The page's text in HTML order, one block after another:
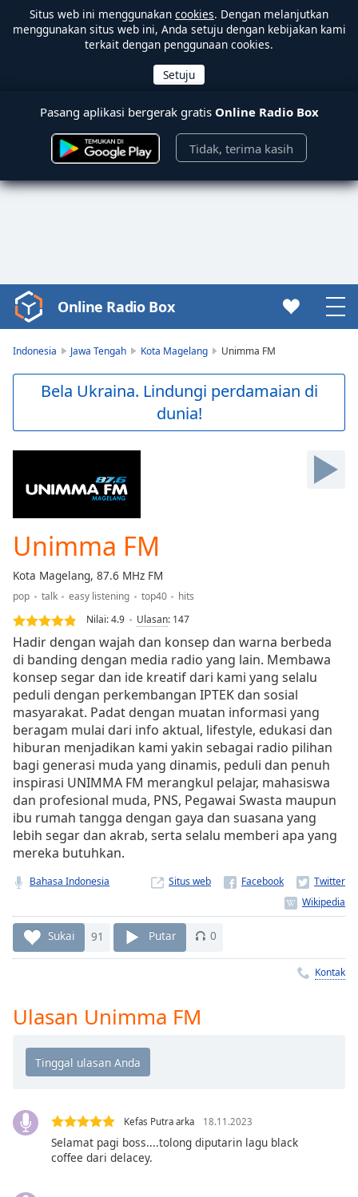
Situs web ini menggunakan cookies. Dengan melanjutkan
menggunakan situs web ini, Anda setuju dengan kebijakan kami
terkait dengan penggunaan cookies.
Pasang aplikasi bergerak gratis Online Radio Box
Tidak, terima kasih
Video
Player
Skip
Mute
Loaded:
0.00%
Stream
Type
LIVE
Seek to
live,
currently
behind
liveLIVE
Remaining
Time-
Playback
Rate
Chapters
Chapters
descriptions
off,
Subtitles
settings,
opens
settings
dialog
subtitles
,
Online Radio Box
Indonesia Jawa Tengah Kota Magelang Unimma FM
Bela Ukraina. Lindungi perdamaian di
dunia!
Unimma FM
Kota Magelang, 87.6 MHz FM
pop talk easy listening top40
hits
Nilai:4.9 Ulasan: 147
Hadir dengan wajah dan konsep dan warna berbeda
di banding dengan media radio yang lain. Membawa
konsep segar dan ide kreatif dari kami yang selalu
peduli dengan perkembangan IPTEK dan sosial
masyarakat. Padat dengan muatan informasi yang
beragam mulai dari info aktual, lifestyle, edukasi dan
hiburan menjadikan kami yakin sebagai radio pilihan
bagi generasi muda yang dinamis, peduli dan penuh
inspirasi UNIMMA FM merangkul pelajar, mahasiswa
dan profesional muda, PNS, Pegawai Swasta maupun
ibu rumah tangga dengan gaya dan suasana yang
lebih segar dan akrab, serta selalu memberi apa yang
mereka butuhkan.
Bahasa Indonesia Situs web
Sukai 91 Putar 0
Kontak
Ulasan Unimma FM
Kefas Putra arka 18.11.2023
Selamat pagi boss....tolong diputarin lagu black
coffee dari delacey.